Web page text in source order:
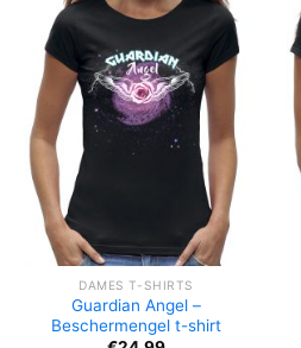
DAMES T-SHIRTS
Guardian Angel –
Beschermengel t-shirt